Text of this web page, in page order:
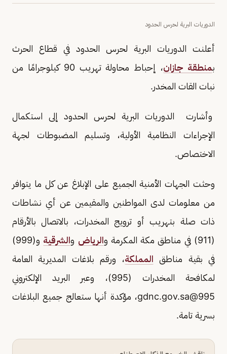
الدوريات البرية لحرس الحدود
أعلنت الدوريات البرية لحرس الحدود في قطاع الحرث
بمنطقة جازان
، إحباط محاولة تهريب 90 كيلوجرامًا من
نبات القات المخدر.
وأشارت الدوريات البرية لحرس الحدود إلى استكمال
الإجراءات النظامية الأولية، وتسليم المضبوطات لجهة
الاختصاص.
وحثت الجهات الأمنية الجميع على الإبلاغ عن كل ما يتوافر
من معلومات لدى المواطنين والمقيمين عن أي نشاطات
ذات صلة بتهريب أو ترويج المخدرات، بالاتصال بالأرقام
(911) في مناطق مكة المكرمة و
الرياض والشرقية
و(999)
في بقية مناطق المملكة، ورقم بلاغات المديرية العامة
لمكافحة المخدرات (995)، وعبر البريد الإلكتروني
995@gdnc.gov.sa
، مؤكدة أنها ستعالج جميع البلاغات
بسرية تامة.